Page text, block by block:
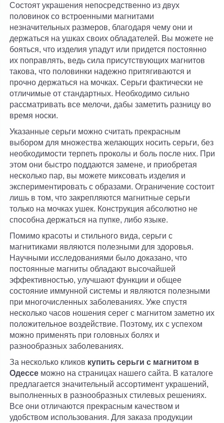
Состоят украшения непосредственно из двух
половинок со встроенными магнитами
незначительных размеров, благодаря чему они и
держаться на ушках своих обладателей. Вы можете не
бояться, что изделия упадут или придется постоянно
их поправлять, ведь сила присутствующих магнитов
такова, что половинки надежно притягиваются и
прочно держаться на мочках. Серьги фактически не
отличимые от стандартных. Необходимо сильно
рассматривать все мелочи, дабы заметить разницу во
время носки.
Указанные серьги можно считать прекрасным
выбором для множества желающих носить серьги, без
необходимости терпеть проколы и боль после них. При
этом они быстро поддаются замене, и приобретая
несколько пар, вы можете миксовать изделия и
экспериментировать с образами. Ограничение состоит
лишь в том, что закрепляются магнитные серьги
только на мочках ушек. Конструкция абсолютно не
способна держаться на пупке, либо языке.
Помимо красоты и стильного вида, серьги с
магнитиками являются полезными для здоровья.
Научными исследованиями было доказано, что
постоянные магниты обладают высочайшей
эффективностью, улучшают функции и общее
состояние иммунной системы и являются полезными
при многочисленных заболеваниях. Уже спустя
несколько часов ношения серег с магнитом заметно их
положительное воздействие. Поэтому, их с успехом
можно применять при головных болях и
разнообразных заболеваниях.
За несколько кликов купить серьги с магнитом в
Одессе можно на страницах нашего сайта. В каталоге
предлагается значительный ассортимент украшений,
выполненных в разнообразных стилевых решениях.
Все они отличаются прекрасным качеством и
удобством использования. Для заказа продукции